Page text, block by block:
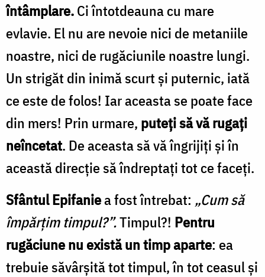
întâmplare.Ci întotdeauna cu mare
evlavie. El nu are nevoie nici de metaniile
noastre, nici de rugăciunile noastre lungi.
Un strigăt din inimă scurt și puternic, iată
ce este de folos! Iar aceasta se poate face
din mers! Prin urmare, puteți să vă rugați
neîncetat. De aceasta să vă îngrijiți și în
această direcție să îndreptați tot ce faceți.
Sfântul Epifaniea fost întrebat: „Cum să
împărțim timpul?”.Timpul?! Pentru
rugăciune nu există un timp aparte: ea
trebuie săvârșită tot timpul, în tot ceasul și